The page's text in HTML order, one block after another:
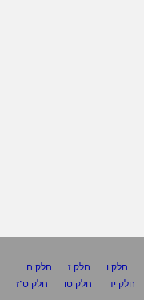
חלק ו חלק ז
חלק ח
חלק יד חלק טו
חלק ט"ז